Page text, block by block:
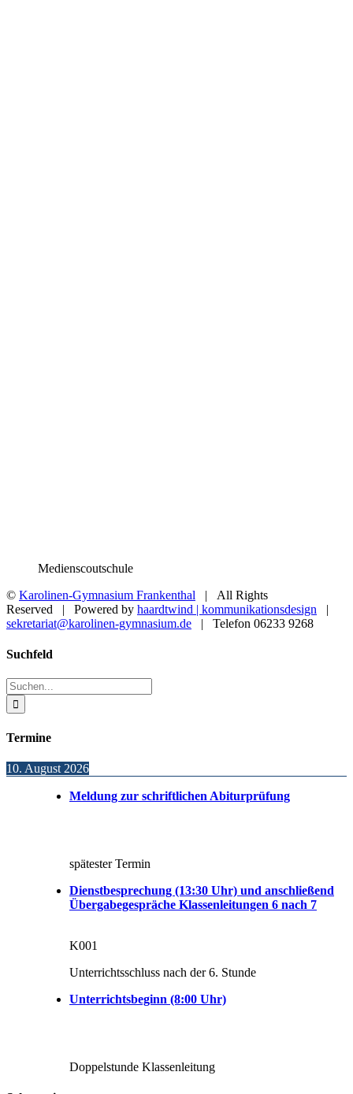
Medienscoutschule
© Karolinen-Gymnasium Frankenthal | All Rights
Reserved | Powered by haardtwind | kommunikationsdesign |
sekretariat@karolinen-gymnasium.de | Telefon 06233 9268
Toggle
Bar
Area
Suchfeld
Suche
nach:
Termine
10. August 2026
Meldung zur schriftlichen Abiturprüfung
spätester Termin
Dienstbesprechung (13:30 Uhr) und anschließend
Übergabegespräche Klassenleitungen 6 nach 7
K001
Unterrichtsschluss nach der 6. Stunde
Unterrichtsbeginn (8:00 Uhr)
Doppelstunde Klassenleitung